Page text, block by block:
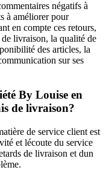
négatifs à
à améliorer pour
en compte ces retours,
livraison, la qualité de
des articles, la
sur ses
By Louise en
de livraison?
de service client est
et lécoute du service
de livraison et dun